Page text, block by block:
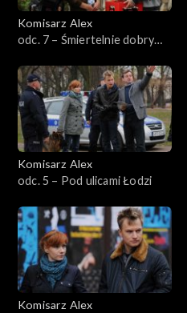
Sezon 12
Sezon 10
Sezon 9
Sezon 8
Sezon 7
Sezon 6
Sezon 5
Komisarz Alex
odc. 7 – Śmiertelnie dobry
Komisarz Alex
odc. 5 – Pod ulicami Łodzi
Komisarz Alex